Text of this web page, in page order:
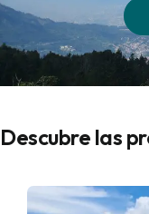
Descubre las